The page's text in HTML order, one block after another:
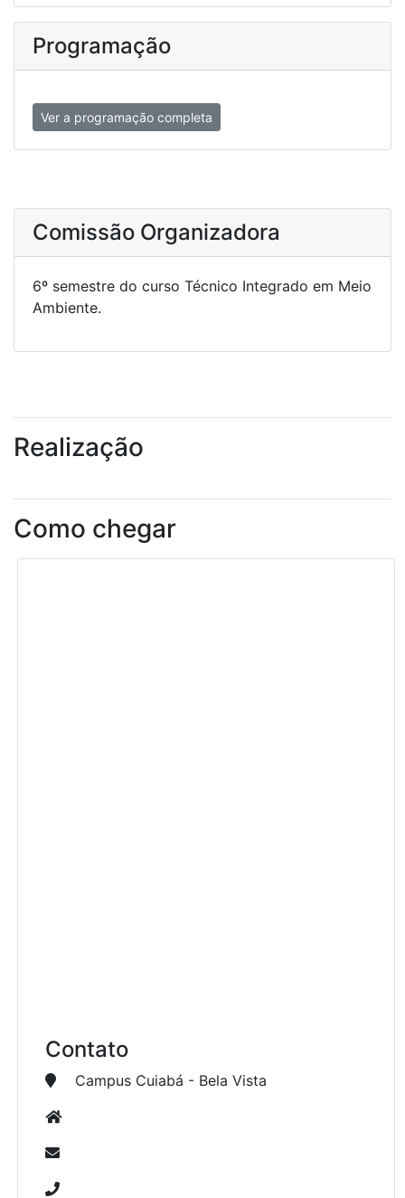
Programação
Ver a programação completa
Comissão Organizadora
6º semestre do curso Técnico Integrado em Meio
Ambiente.
Realização
Como chegar
Contato
Campus Cuiabá - Bela Vista